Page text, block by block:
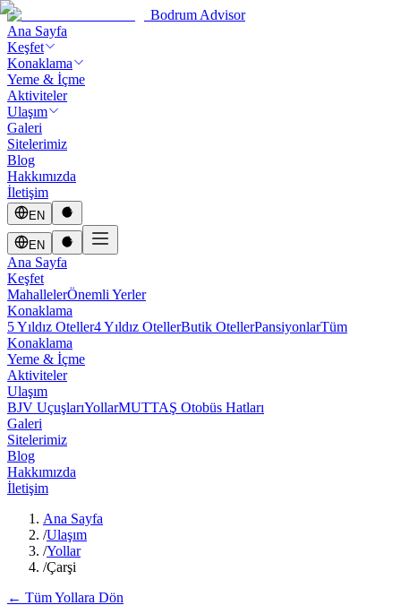
Bodrum Advisor
Ana Sayfa
Keşfet
Konaklama
Yeme & İçme
Aktiviteler
Ulaşım
Galeri
Sitelerimiz
Blog
Hakkımızda
İletişim
EN
EN
Ana Sayfa
Keşfet
MahallelerÖnemli Yerler
Konaklama
5 Yıldız Oteller4 Yıldız OtellerButik OtellerPansiyonlarTüm
Konaklama
Yeme & İçme
Aktiviteler
Ulaşım
BJV UçuşlarıYollarMUTTAŞ Otobüs Hatları
Galeri
Sitelerimiz
Blog
Hakkımızda
İletişim
Ana Sayfa
/Ulaşım
/Yollar
/Çarşi
← Tüm Yollara Dön